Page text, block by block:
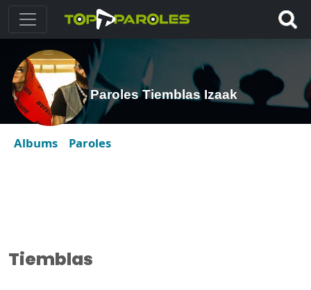
Paroles Tiemblas Izaak
Albums Paroles
Tiemblas